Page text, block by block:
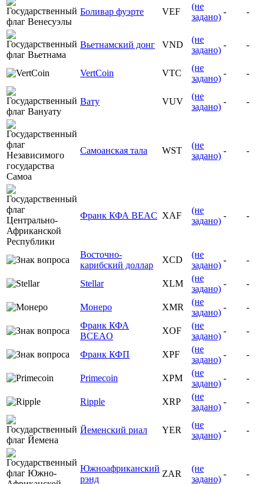
Боливар фуэрте VEF
(не
задано)
- -
Вьетнамский донг VND
(не
задано)
- -
VertCoin VTC
(не
задано)
- -
Вату VUV
(не
задано)
- -
Самоанская тала WST
(не
задано)
- -
Франк КФА BEAC XAF
(не
задано)
- -
Восточно-
карибский доллар
XCD
(не
задано)
- -
Stellar XLM
(не
задано)
- -
Монеро XMR
(не
задано)
-
-
Франк КФА
BCEAO
XOF
(не
задано)
- -
Франк КФП XPF
(не
задано)
- -
Primecoin XPM
(не
задано)
- -
Ripple XRP
(не
задано)
- -
Йеменский риал YER
(не
задано)
- -
Южноафриканский
рэнд
ZAR
(не
задано)
- -